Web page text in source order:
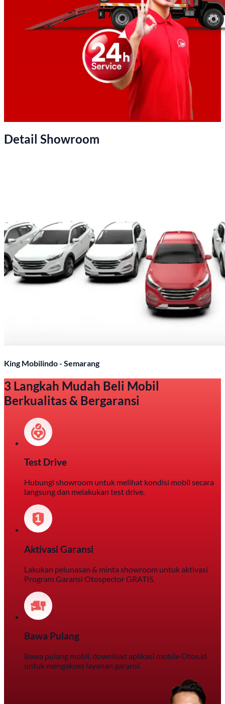
Detail Showroom
King Mobilindo - Semarang
3 Langkah Mudah Beli Mobil
Berkualitas & Bergaransi
Test Drive
Hubungi showroom untuk melihat kondisi mobil secara
langsung dan melakukan test drive.
Aktivasi Garansi
Lakukan pelunasan & minta showroom untuk aktivasi
Program Garansi Otospector GRATIS.
Bawa Pulang
Bawa pulang mobil, download aplikasi mobile Otos.id
untuk mengakses layanan garansi.